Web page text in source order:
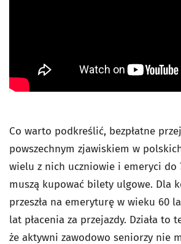
Co warto podkreślić, bezpłatne
powszechnym zjawiskiem w
wielu z nich uczniowie i emeryci do
muszą kupować bilety ulgowe. Dla
przeszła na emeryturę w wieku 60
lat płacenia za przejazdy. Działa to
że aktywni zawodowo seniorzy nie